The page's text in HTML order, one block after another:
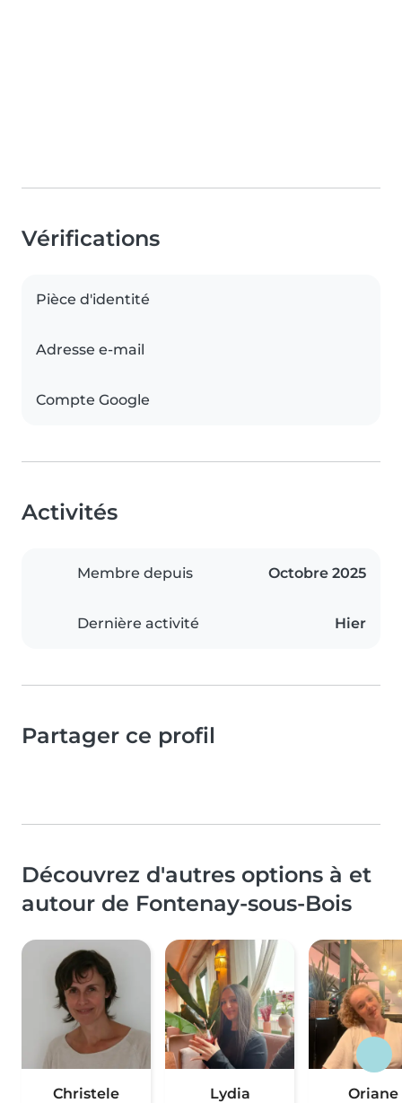
Vérifications
Pièce d'identité
Adresse e-mail
Compte Google
Activités
Membre depuis Octobre 2025
Dernière activité Hier
Partager ce profil
Découvrez d'autres options à et
autour de Fontenay-sous-Bois
Christele Lydia Oriane